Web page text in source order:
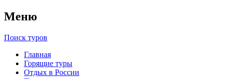
Меню
Поиск туров
Главная
Горящие туры
Отдых в России